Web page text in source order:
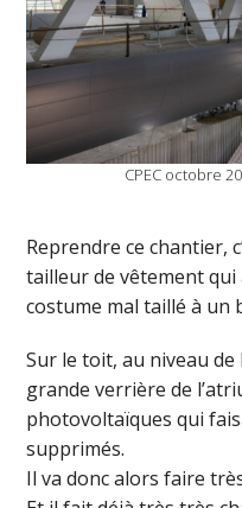
CPEC octobre
Reprendre ce chantier,
tailleur de vêtement
costume mal taillé à un
Sur le toit, au niveau
grande verrière de
photovoltaïques qui
supprimés.
Il va donc alors faire